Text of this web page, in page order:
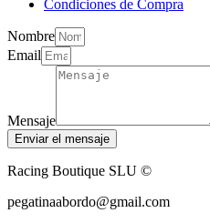
Condiciones de Compra
Nombre
Email
Mensaje
Enviar el mensaje
Racing Boutique SLU ©
pegatinaabordo@gmail.com